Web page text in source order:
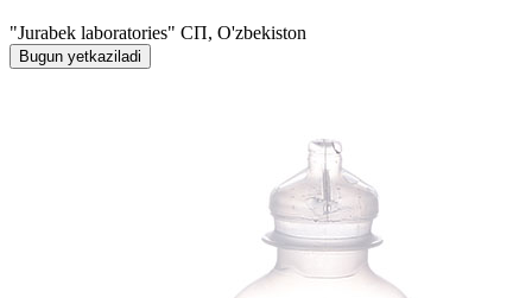
"Jurabek laboratories" СП, O'zbekiston
Bugun yetkaziladi